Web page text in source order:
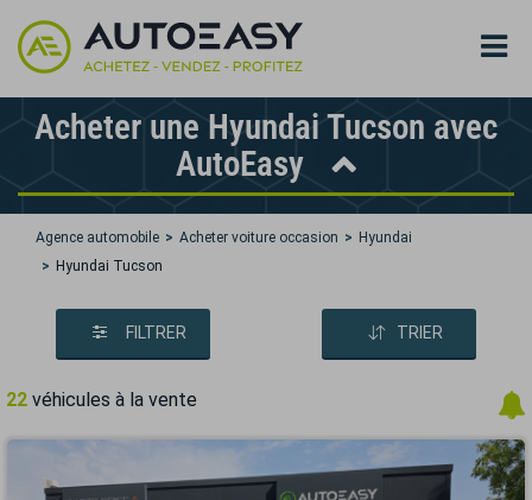
Acheter une Hyundai Tucson avec
AutoEasy
Agence automobile Acheter voiture occasion
Hyundai
Hyundai Tucson
FILTRER TRIER
22 véhicules à la vente